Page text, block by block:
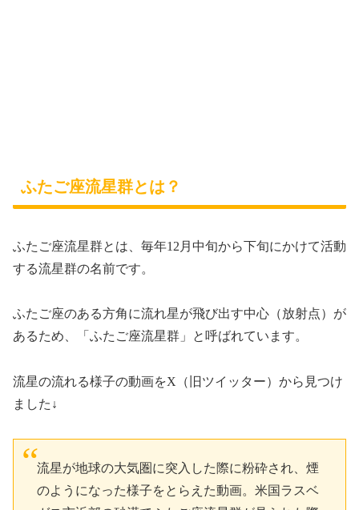
ふたご座流星群とは？
ふたご座流星群とは、毎年12月中旬から下旬にかけて活動
する流星群の名前です。
ふたご座のある方角に流れ星が飛び出す中心（放射点）が
あるため、「ふたご座流星群」と呼ばれています。
流星の流れる様子の動画をX（旧ツイッター）から見つけ
ました↓
流星が地球の大気圏に突入した際に粉砕され、煙
のようになった様子をとらえた動画。米国ラスベ